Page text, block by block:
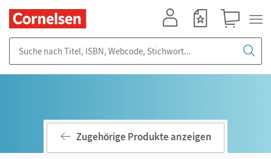
Zugehörige Produkte anzeigen